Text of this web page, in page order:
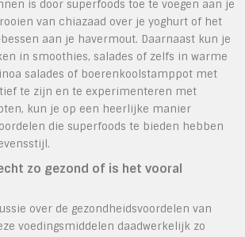
is door superfoods toe te voegen aan je
van chiazaad over je yoghurt of het
aan je havermout. Daarnaast kun je
in smoothies, salades of zelfs in warme
salades of boerenkoolstamppot met
te zijn en te experimenteren met
kun je op een heerlijke manier
die superfoods te bieden hebben
zo gezond of is het vooral
over de gezondheidsvoordelen van
voedingsmiddelen daadwerkelijk zo